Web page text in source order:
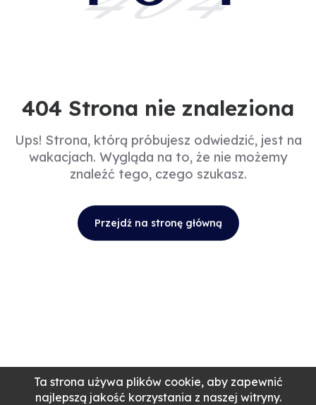
Ta strona używa plików cookie, aby zapewnić
najlepszą jakość korzystania z naszej witryny.
404 Strona nie znaleziona
Ups! Strona, którą próbujesz odwiedzić, jest na
wakacjach. Wygląda na to, że nie możemy
znaleźć tego, czego szukasz.
Przejdź na stronę główną